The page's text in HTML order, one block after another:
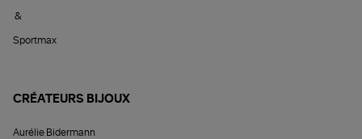
&
Sportmax
CRÉATEURS BIJOUX
Aurélie Bidermann